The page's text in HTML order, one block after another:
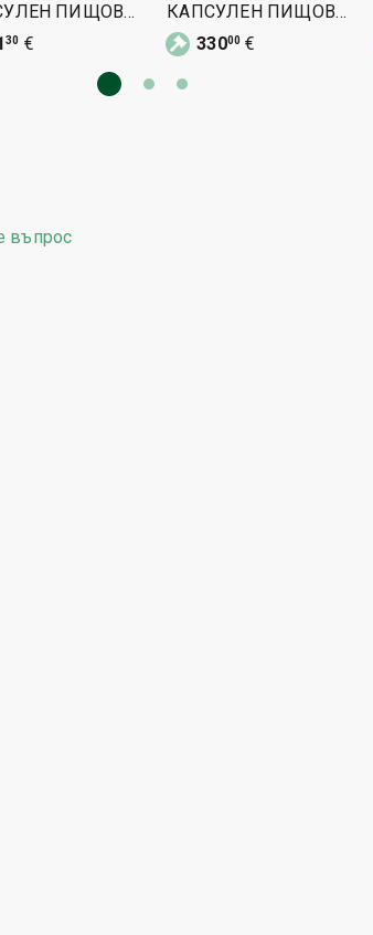
ПИЩОВ
30 €
КАПСУЛЕН ПИЩОВ
ПИСТОЛЕТ
РЕВОЛВЕР
33000 €
въпрос